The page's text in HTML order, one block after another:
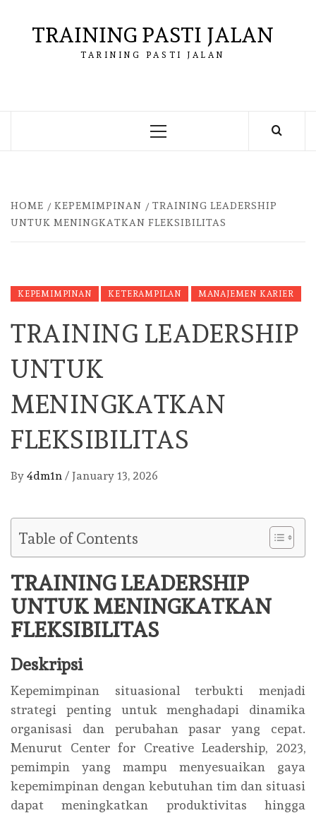
contentTRAINING PASTI JALAN
TARINING PASTI JALAN
Primary
HOME KEPEMIMPINAN
TRAINING LEADERSHIP
UNTUK MENINGKATKAN FLEKSIBILITAS
KEPEMIMPINAN KETERAMPILAN MANAJEMEN KARIER
TRAINING LEADERSHIP
UNTUK
MENINGKATKAN
FLEKSIBILITAS
By 4dm1n / January 13, 2026
Table of Contents
TRAINING LEADERSHIP
UNTUK MENINGKATKAN
FLEKSIBILITAS
Deskripsi
Kepemimpinan situasional terbukti menjadi
strategi penting untuk menghadapi dinamika
organisasi dan perubahan pasar yang cepat.
Menurut Center for Creative Leadership, 2023,
pemimpin yang mampu menyesuaikan gaya
kepemimpinan dengan kebutuhan tim dan situasi
dapat meningkatkan produktivitas hingga